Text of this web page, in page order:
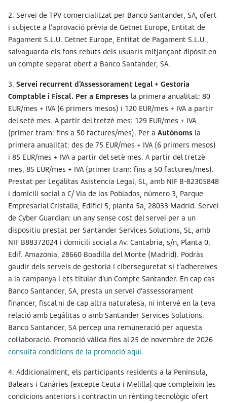
2. Servei de TPV comercialitzat per Banco Santander, SA, ofert
i subjecte a l’aprovació prèvia de Getnet Europe, Entitat de
Pagament S.L.U. Getnet Europe, Entitat de Pagament S.L.U.,
salvaguarda els fons rebuts dels usuaris mitjançant dipòsit en
un compte separat obert a Banco Santander, SA.
3. Servei recurrent d’Assessorament Legal + Gestoria
Comptable i Fiscal. Per a Empreses la primera anualitat: 80
EUR/mes + IVA (6 primers mesos) i 120 EUR/mes + IVA a partir
del setè mes. A partir del tretzè mes: 129 EUR/mes + IVA
(primer tram: fins a 50 factures/mes). Per a Autònoms la
primera anualitat: des de 75 EUR/mes + IVA (6 primers mesos)
i 85 EUR/mes + IVA a partir del setè mes. A partir del tretzè
mes, 85 EUR/mes + IVA (primer tram: fins a 50 factures/mes).
Prestat per Legálitas Asistencia Legal, SL, amb NIF B-82305848
i domicili social a C/ Vía de los Poblados, número 3, Parque
Empresarial Cristalia, Edifici 5, planta 5a, 28033 Madrid. Servei
de Cyber Guardian: un any sense cost del servei per a un
dispositiu prestat per Santander Services Solutions, SL, amb
NIF B88372024 i domicili social a Av. Cantabria, s/n, Planta 0,
Edif. Amazonia, 28660 Boadilla del Monte (Madrid). Podràs
gaudir dels serveis de gestoria i ciberseguretat si t’adhereixes
a la campanya i ets titular d’un Compte Santander. En cap cas
Banco Santander, SA, presta un servei d’assessorament
financer, fiscal ni de cap altra naturalesa, ni intervé en la teva
relació amb Legálitas o amb Santander Services Solutions.
Banco Santander, SA percep una remuneració per aquesta
col·laboració. Promoció vàlida fins al 25 de novembre de 2026
consulta condicions de la promoció aquí.
4. Addicionalment, els participants residents a la Península,
Balears i Canàries (excepte Ceuta i Melilla) que compleixin les
condicions anteriors i contractin un rènting tecnològic ofert